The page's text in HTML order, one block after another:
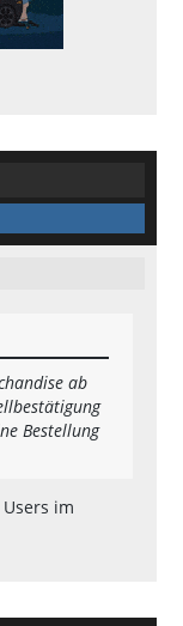
ab
Bestellung
im